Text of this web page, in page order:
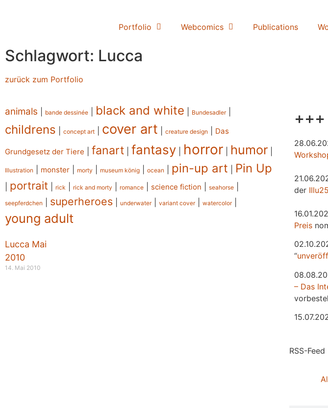
Portfolio Webcomics Publications
Schlagwort: Lucca
zurück zum Portfolio
animals bande dessinée black and white Bundesadler|
childrens concept art cover art creature design Das
Grundgesetz der Tiere fanart fantasy horror humor
Illustration monster morty museum könig ocean pin-up art Pin Up
portrait rick rick and morty romance science fiction seahorse
seepferdchen superheroes underwater| variant cover| watercolor|
young adult
Lucca Mai
2010
14. Mai 2010
+++
der Illu25
Preis
“
– Das
RSS-Feed